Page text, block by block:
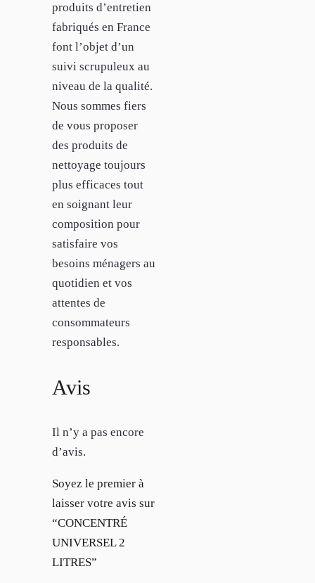
produits d’entretien
fabriqués en France
font l’objet d’un
suivi scrupuleux au
niveau de la qualité.
Nous sommes fiers
de vous proposer
des produits de
nettoyage toujours
plus efficaces tout
en soignant leur
composition pour
satisfaire vos
besoins ménagers au
quotidien et vos
attentes de
consommateurs
responsables.
Avis
Il n’y a pas encore
d’avis.
Soyez le premier à
laisser votre avis sur
“CONCENTRÉ
UNIVERSEL 2
LITRES”